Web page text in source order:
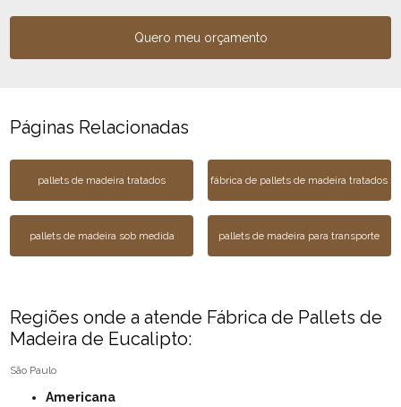
Quero meu orçamento
Páginas Relacionadas
pallets de madeira tratados fábrica de pallets de madeira tratados
pallets de madeira sob medida pallets de madeira para transporte
Regiões onde a atende Fábrica de Pallets de
Madeira de Eucalipto:
São Paulo
Americana